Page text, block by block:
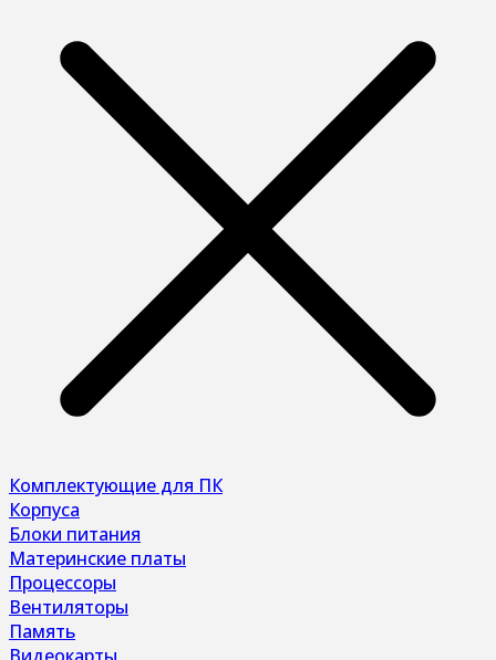
Комплектующие для ПК
Корпуса
Блоки питания
Материнские платы
Процессоры
Вентиляторы
Память